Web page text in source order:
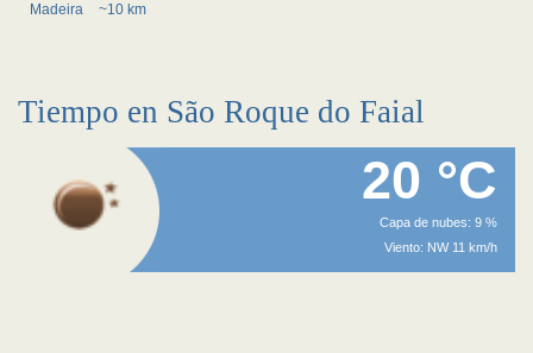
Madeira ~10 km
Tiempo en São Roque do Faial
20 °C
Capa de nubes: 9 %
Viento: NW 11 km/h